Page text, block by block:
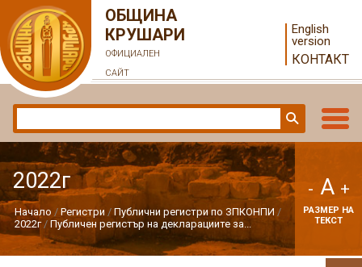
ОБЩИНА
КРУШАРИ
ОФИЦИАЛЕН
САЙТ
English
version
КОНТАКТ
2022г
Начало Регистри
Публични регистри по ЗПКОНПИ
2022г
Публичен регистър на декларациите за...
- A +
РАЗМЕР НА
ТЕКСТ